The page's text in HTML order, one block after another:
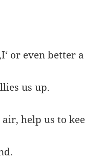
or even better a
us up.
help us to